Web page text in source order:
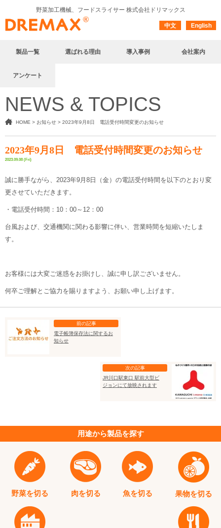
野菜加工機械、フードスライサー 株式会社ドリマックス
中文 English
製品一覧 選ばれる理由 導入事例 会社案内
アンケート
NEWS & TOPICS
HOME > お知らせ > 2023年9月8日 電話受付時間変更のお知らせ
2023年9月8日 電話受付時間変更のお知らせ
2023.09.08 (Fri)
誠に勝手ながら、2023年9月8日（金）の電話受付時間を以下のとおり変
更させていただきます。
・電話受付時間：10：00～12：00
台風および、交通機関に関わる影響に伴い、営業時間を短縮いたしま
す。
お客様には大変ご迷惑をお掛けし、誠に申し訳ございません。
何卒ご理解とご協力を賜りますよう、お願い申し上げます。
前の記事
電子帳簿保存法に関するお
知らせ
次の記事
JR川口駅東口 駅前大型ビ
ジョンにて放映されます
用途から製品を探す
野菜を切る 肉を切る 魚を切る 果物を切る